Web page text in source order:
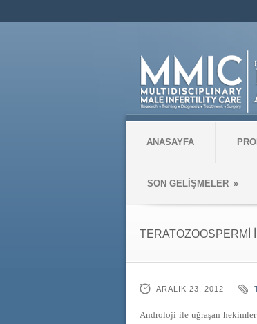
ANASAYFA
SON GELİŞMELER »
TERATOZOOSPERMİ
ARALIK 23, 2012
Androloji ile uğraşan hekimler